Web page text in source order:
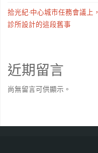
拾光紀·中心城市任務會議上
診所設計的這段舊事
近期留言
尚無留言可供顯示。